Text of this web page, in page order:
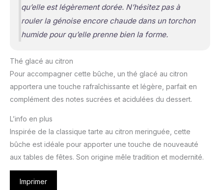
qu’elle est légèrement dorée. N’hésitez pas à
rouler la génoise encore chaude dans un torchon
humide pour qu’elle prenne bien la forme.
Thé glacé au citron
Pour accompagner cette bûche, un thé glacé au citron
apportera une touche rafraîchissante et légère, parfait en
complément des notes sucrées et acidulées du dessert.
L’info en plus
Inspirée de la classique tarte au citron meringuée, cette
bûche est idéale pour apporter une touche de nouveauté
aux tables de fêtes. Son origine mêle tradition et modernité.
Imprimer